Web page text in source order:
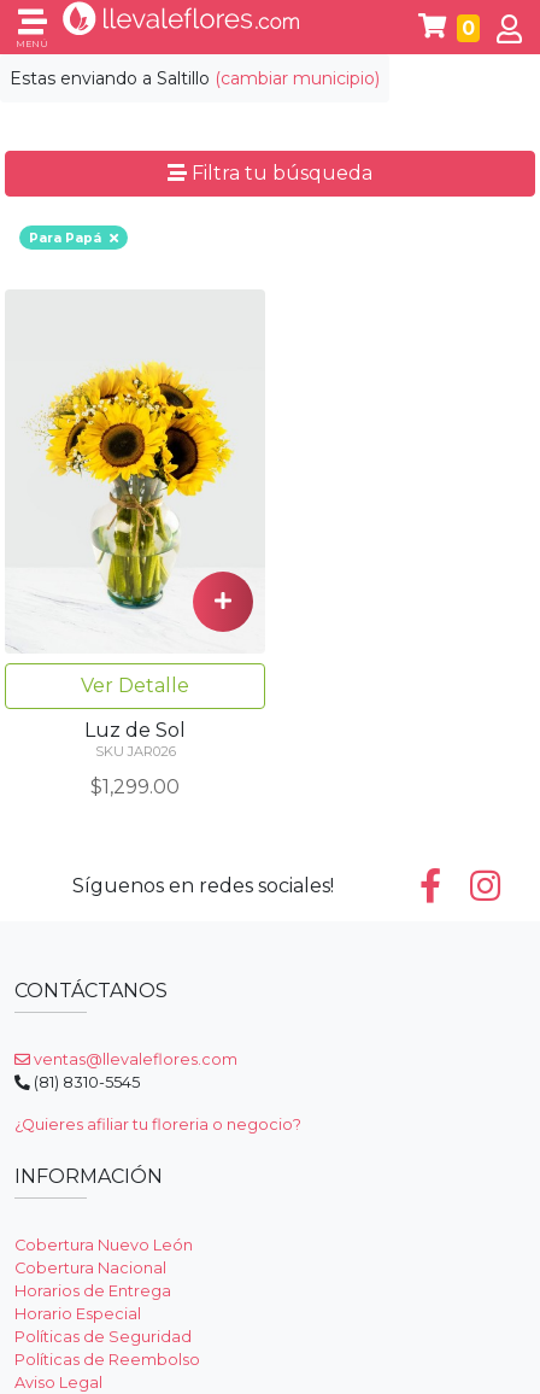
Estas enviando a Saltillo (cambiar municipio)
MENÚ
0
Filtra tu búsqueda
Para Papá
Ver Detalle
Luz de Sol
SKU JAR026
$1,299.00
Síguenos en redes sociales!
CONTÁCTANOS
ventas@llevaleflores.com
(81) 8310-5545
¿Quieres afiliar tu floreria o negocio?
INFORMACIÓN
Cobertura Nuevo León
Cobertura Nacional
Horarios de Entrega
Horario Especial
Políticas de Seguridad
Políticas de Reembolso
Aviso Legal